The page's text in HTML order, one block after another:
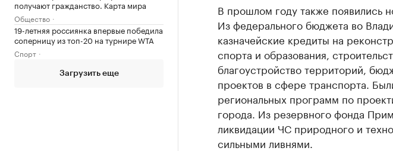
получают гражданство. Карта мира
Общество
19-летняя россиянка впервые победила
соперницу из топ-20 на турнире WTA
Спорт
Загрузить еще
В прошлом году также появились
Из федерального бюджета во
казначейские кредиты на
спорта и образования,
благоустройство территорий,
проектов в сфере транспорта.
региональных программ по
города. Из резервного фонда
ликвидации ЧС природного и
сильными ливнями.